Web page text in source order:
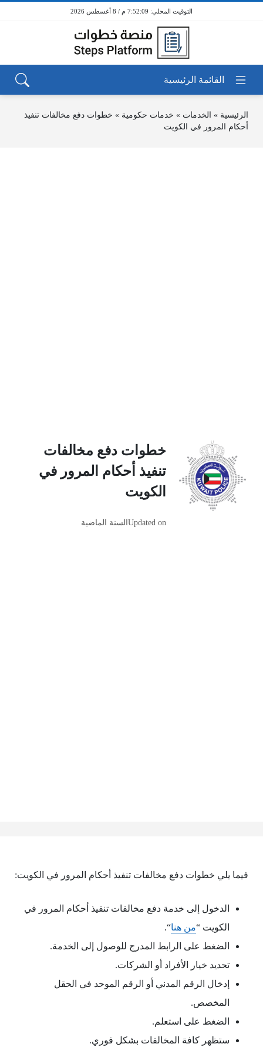
7:52:10 م / 8 أغسطس 2026
الرئيسية » الخدمات » خدمات حكومية » خطوات دفع مخالفات تنفيذ
أحكام المرور في الكويت
خطوات دفع مخالفات
تنفيذ أحكام المرور في
الكويت
Updated onالسنة الماضية
فيما يلي خطوات دفع مخالفات تنفيذ أحكام المرور في الكويت:
الدخول إلى خدمة دفع مخالفات تنفيذ أحكام المرور في
الكويت “من هنا“.
الضغط على الرابط المدرج للوصول إلى الخدمة.
تحديد خيار الأفراد أو الشركات.
إدخال الرقم المدني أو الرقم الموحد في الحقل
المخصص.
الضغط على استعلم.
ستظهر كافة المخالفات بشكل فوري.